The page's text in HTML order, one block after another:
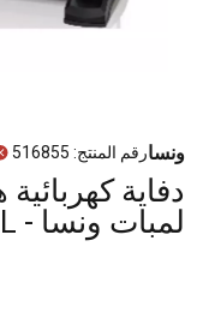
ونسارقم المنتج:
516855
لمبات ونسا - EH-2200-4H-L